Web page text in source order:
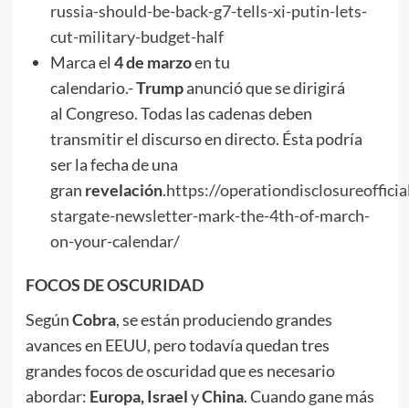
russia-should-be-back-g7-tells-xi-putin-lets-
cut-military-budget-half
Marca el 4 de marzoen tu
calendario.-Trumpanunció que se dirigirá
al Congreso. Todas las cadenas deben
transmitir el discurso en directo. Ésta podría
ser la fecha de una
gran revelación.https://
stargate-newsletter-mark-the-4th-of-march-
on-your-calendar/
FOCOS DE OSCURIDAD
SegúnCobra, se están produciendo grandes
avances en EEUU, pero todavía quedan tres
grandes focos de oscuridad que es necesario
abordar: Europa, IsraelyChina. Cuando gane más